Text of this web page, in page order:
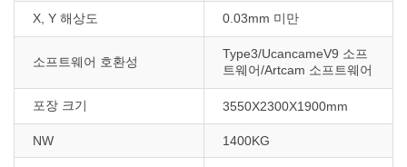
X, Y 해상도 0.03mm 미만
소프트웨어 호환성
Type3/UcancameV9 소프
트웨어/Artcam 소프트웨어
포장 크기 3550X2300X1900mm
NW 1400KG